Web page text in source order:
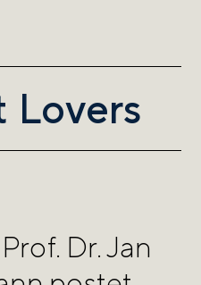
Lovers
Dr. Jan